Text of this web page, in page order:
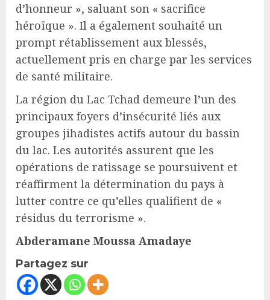
d’honneur », saluant son « sacrifice
héroïque ». Il a également souhaité un
prompt rétablissement aux blessés,
actuellement pris en charge par les services
de santé militaire.
La région du Lac Tchad demeure l’un des
principaux foyers d’insécurité liés aux
groupes jihadistes actifs autour du bassin
du lac. Les autorités assurent que les
opérations de ratissage se poursuivent et
réaffirment la détermination du pays à
lutter contre ce qu’elles qualifient de «
résidus du terrorisme ».
Abderamane Moussa Amadaye
Partagez sur